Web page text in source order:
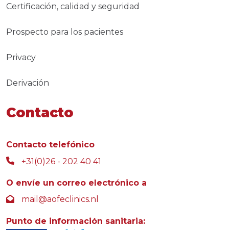
Certificación, calidad y seguridad
Prospecto para los pacientes
Privacy
Derivación
Contacto
Contacto telefónico
+31(0)26 - 202 40 41
O envíe un correo electrónico a
mail@aofeclinics.nl
Punto de información sanitaria: